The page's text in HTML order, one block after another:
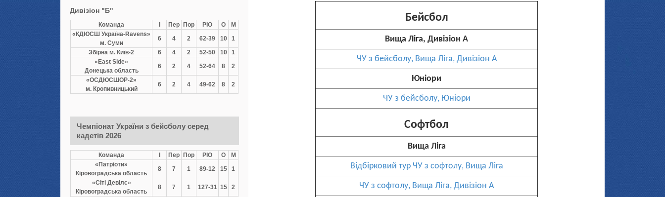
Дивізіон "Б"
Команда Пер Пор РІО О
М
«КДЮСШ Україна-Ravens»
м. Суми
6 4 2 62-39 10
1
Збірна м. Київ-2
6 4 2 52-50 10
1
«East Side»
Донецька область
6 2 4 52-64 8
2
«ОСДЮСШОР-2»
м. Кропивницький
6 2 4 49-62 8 2
Чемпіонат України з бейсболу серед
кадетів 2026
Команда Пер Пор РІО О
М
«Патріоти»
Кіровоградська область
8 7 1 89-12 15
1
«Сіті Девілс»
Кіровоградська область
8 7 1 127-31 15
2
Бейсбол
Вища Ліга, Дивізіон А
ЧУ з бейсболу, Вища Ліга, Дивізіон А
Юніори
ЧУ з бейсболу, Юніори
Софтбол
Вища Ліга
Відбірковий тур ЧУ з софтолу, Вища Ліга
ЧУ з софтолу, Вища Ліга, Дивізіон А